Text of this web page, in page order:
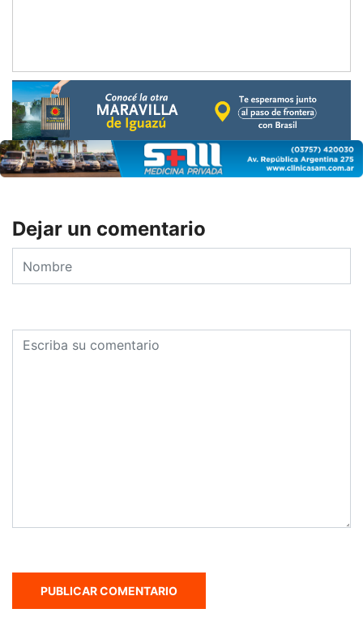
Dejar un comentario